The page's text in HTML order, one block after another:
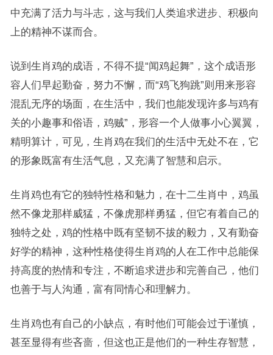
中充满了活力与斗志，这与我们人类追求进步、积极向
上的精神不谋而合。
说到生肖鸡的成语，不得不提“闻鸡起舞”，这个成语形
容人们早起勤奋，努力不懈，而“鸡飞狗跳”则用来形容
混乱无序的场面，在生活中，我们也能发现许多与鸡有
关的小趣事和俗语，鸡贼”，形容一个人做事小心翼翼，
精明算计，可见，生肖鸡在我们的生活中无处不在，它
的形象既富有生活气息，又充满了智慧和启示。
生肖鸡也有它的独特性格和魅力，在十二生肖中，鸡虽
然不像龙那样威猛，不像虎那样勇猛，但它有着自己的
独特之处，鸡的性格中既有坚韧不拔的毅力，又有勤奋
好学的精神，这种性格使得生肖鸡的人在工作中总能保
持高度的热情和专注，不断追求进步和完善自己，他们
也善于与人沟通，富有同情心和理解力。
生肖鸡也有自己的小缺点，有时他们可能会过于谨慎，
甚至显得有些吝啬，但这也正是他们的一种生存智慧，